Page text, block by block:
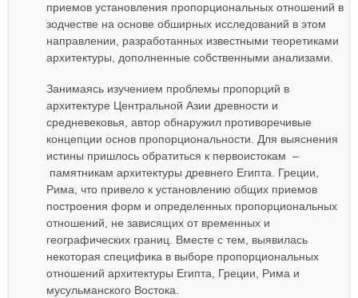
приемов установления пропорциональных отношений в
зодчестве на основе обширных исследований в этом
направлении, разработанных известными теоретиками
архитектуры, дополненные собственными анализами.
Занимаясь изучением проблемы пропорций в
архитектуре Центральной Азии древности и
средневековья, автор обнаружил противоречивые
концепции основ пропорциональности. Для выяснения
истины пришлось обратиться к первоистокам –
памятникам архитектуры древнего Египта. Греции,
Рима, что привело к установлению общих приемов
построения форм и определенных пропорциональных
отношений, не зависящих от временных и
географических границ. Вместе с тем, выявилась
некоторая специфика в выборе пропорциональных
отношений архитектуры Египта, Греции, Рима и
мусульманского Востока.